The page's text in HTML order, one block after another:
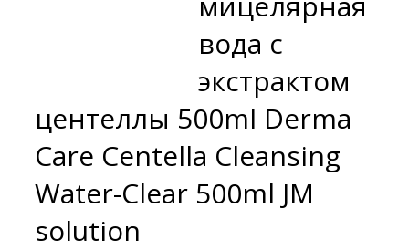
вода с
экстрактом
центеллы 500ml Derma
Care Centella Cleansing
Water-Clear 500ml JM
solution